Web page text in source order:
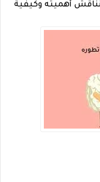
أهميته وكيفية